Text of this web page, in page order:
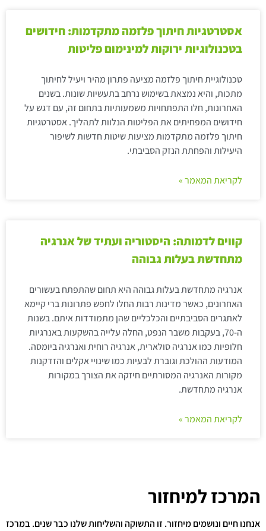
אסטרטגיות חיתוך פלזמה מתקדמות: חידושים
בטכנולוגיות ירוקות למינימום פליטות
טכנולוגיית חיתוך פלזמה מציעה פתרון מהיר ויעיל לחיתוך
מתכות, והיא נמצאת בשימוש נרחב בתעשיות שונות. בשנים
האחרונות, חלו התפתחויות משמעותיות בתחום זה, עם דגש על
חידושים המפחיתים את הפליטות הנלוות לתהליך. אסטרטגיות
חיתוך פלזמה מתקדמות מציעות שיטות חדשות לשיפור
היעילות והפחתת הנזק הסביבתי.
לקריאת המאמר »
קווים לדמותה: היסטוריה ועתיד של אנרגיה
מתחדשת בעלות גבוהה
אנרגיה מתחדשת בעלות גבוהה היא תחום שהתפתח בעשורים
האחרונים, כאשר מדינות רבות החלו לחפש פתרונות ברי קיימא
לאתגרים הסביבתיים והכלכליים שהן מתמודדות איתם. בשנות
ה-70, בעקבות משבר הנפט, החלה עלייה בהשקעות באנרגיות
חלופיות כמו אנרגיה סולארית, אנרגיה רוחית ואנרגיה ביומסה.
המודעות ההולכת וגוברת לבעיות כמו שינויי אקלים והזדקנות
מקורות האנרגיה המסורתיים חיזקה את הצורך במקורות
אנרגיה מתחדשת.
לקריאת המאמר »
המרכז למיחזור
אנחנו חיים ונושמים מיחזור. זו התשוקה והשליחות שלנו כבר שנים. במרכז